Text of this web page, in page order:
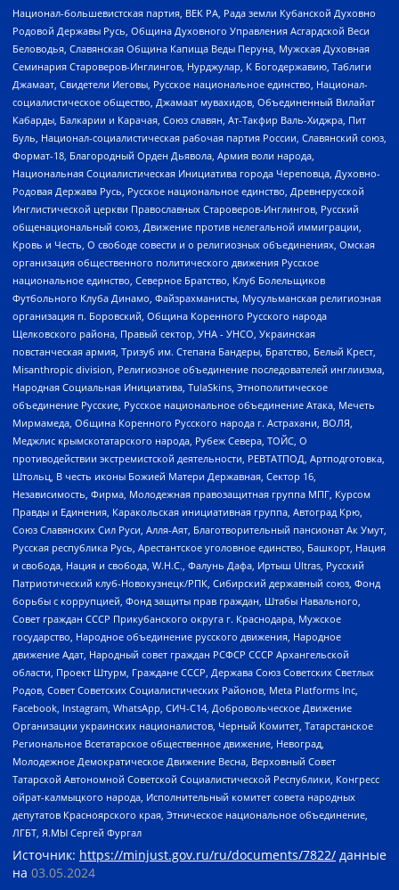
Национал-большевистская партия, ВЕК РА, Рада земли Кубанской Духовно
Родовой Державы Русь, Община Духовного Управления Асгардской Веси
Беловодья, Славянская Община Капища Веды Перуна, Мужская Духовная
Семинария Староверов-Инглингов, Нурджулар, К Богодержавию, Таблиги
Джамаат, Свидетели Иеговы, Русское национальное единство, Национал-
социалистическое общество, Джамаат мувахидов, Объединенный Вилайат
Кабарды, Балкарии и Карачая, Союз славян, Ат-Такфир Валь-Хиджра, Пит
Буль, Национал-социалистическая рабочая партия России, Славянский союз,
Формат-18, Благородный Орден Дьявола, Армия воли народа,
Национальная Социалистическая Инициатива города Череповца, Духовно-
Родовая Держава Русь, Русское национальное единство, Древнерусской
Инглистической церкви Православных Староверов-Инглингов, Русский
общенациональный союз, Движение против нелегальной иммиграции,
Кровь и Честь, О свободе совести и о религиозных объединениях, Омская
организация общественного политического движения Русское
национальное единство, Северное Братство, Клуб Болельщиков
Футбольного Клуба Динамо, Файзрахманисты, Мусульманская религиозная
организация п. Боровский, Община Коренного Русского народа
Щелковского района, Правый сектор, УНА - УНСО, Украинская
повстанческая армия, Тризуб им. Степана Бандеры, Братство, Белый Крест,
Misanthropic division, Религиозное объединение последователей инглиизма,
Народная Социальная Инициатива, TulaSkins, Этнополитическое
объединение Русские, Русское национальное объединение Атака, Мечеть
Мирмамеда, Община Коренного Русского народа г. Астрахани, ВОЛЯ,
Меджлис крымскотатарского народа, Рубеж Севера, ТОЙС, О
противодействии экстремистской деятельности, РЕВТАТПОД, Артподготовка,
Штольц, В честь иконы Божией Матери Державная, Сектор 16,
Независимость, Фирма, Молодежная правозащитная группа МПГ, Курсом
Правды и Единения, Каракольская инициативная группа, Автоград Крю,
Союз Славянских Сил Руси, Алля-Аят, Благотворительный пансионат Ак Умут,
Русская республика Русь, Арестантское уголовное единство, Башкорт, Нация
и свобода, Нация и свобода, W.H.С., Фалунь Дафа, Иртыш Ultras, Русский
Патриотический клуб-Новокузнецк/РПК, Сибирский державный союз, Фонд
борьбы с коррупцией, Фонд защиты прав граждан, Штабы Навального,
Совет граждан СССР Прикубанского округа г. Краснодара, Мужское
государство, Народное объединение русского движения, Народное
движение Адат, Народный совет граждан РСФСР СССР Архангельской
области, Проект Штурм, Граждане СССР, Держава Союз Советских Светлых
Родов, Совет Советских Социалистических Районов, Meta Platforms Inc,
Facebook, Instagram, WhatsApp, СИЧ-С14, Добровольческое Движение
Организации украинских националистов, Черный Комитет, Татарстанское
Региональное Всетатарское общественное движение, Невоград,
Молодежное Демократическое Движение Весна, Верховный Совет
Татарской Автономной Советской Социалистической Республики, Конгресс
ойрат-калмыцкого народа, Исполнительный комитет совета народных
депутатов Красноярского края, Этническое национальное объединение,
ЛГБТ, Я.МЫ Сергей Фургал
Источник: https://minjust.gov.ru/ru/documents/7822/ данные
на 03.05.2024